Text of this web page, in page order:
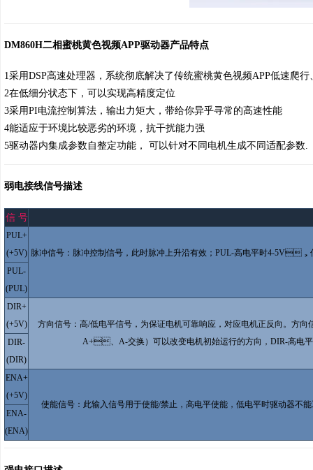
DM860H二相蜜桃黄色视频APP驱动器产品特点
1采用DSP高速处理器，系统彻底解决了传统蜜桃黄色视频APP低速爬行
2在低细分状态下，可以实现高精度定位
3采用PI电流控制算法，输出力矩大，带给你异乎寻常的高速性能
4能适应于环境比较恶劣的环境，抗干扰能力强
5驱动器内集成参数自整定功能， 可以针对不同电机生成不同适配参数.
弱电接线信号描述
信 号
PUL+
(+5V) 脉冲信号：脉冲控制信号，此时脉冲上升沿有效；PUL-高电平时4-
PUL-
(PUL)
DIR+
(+5V)
方向信号：高/低电平信号，为保证电机可靠响应，对应电机正反向
A+、A-交换）可以改变电机初始运行的方向，DIR-高
DIR-
(DIR)
ENA+
(+5V)
使能信号：此输入信号用于使能/禁止，高电平使能，低电平时驱动
ENA-
(ENA)